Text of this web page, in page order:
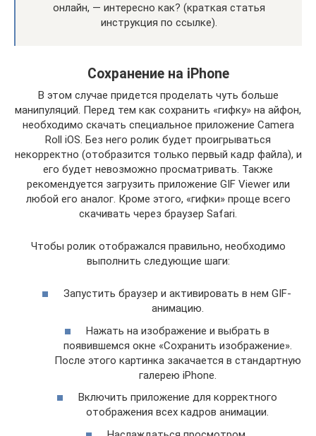
онлайн, — интересно как? (краткая статья
инструкция по ссылке).
Сохранение на iPhone
В этом случае придется проделать чуть больше
манипуляций. Перед тем как сохранить «гифку» на айфон,
необходимо скачать специальное приложение Camera
Roll iOS. Без него ролик будет проигрываться
некорректно (отобразится только первый кадр файла), и
его будет невозможно просматривать. Также
рекомендуется загрузить приложение GIF Viewer или
любой его аналог. Кроме этого, «гифки» проще всего
скачивать через браузер Safari.
Чтобы ролик отображался правильно, необходимо
выполнить следующие шаги:
Запустить браузер и активировать в нем GIF-
анимацию.
Нажать на изображение и выбрать в
появившемся окне «Сохранить изображение».
После этого картинка закачается в стандартную
галерею iPhone.
Включить приложение для корректного
отображения всех кадров анимации.